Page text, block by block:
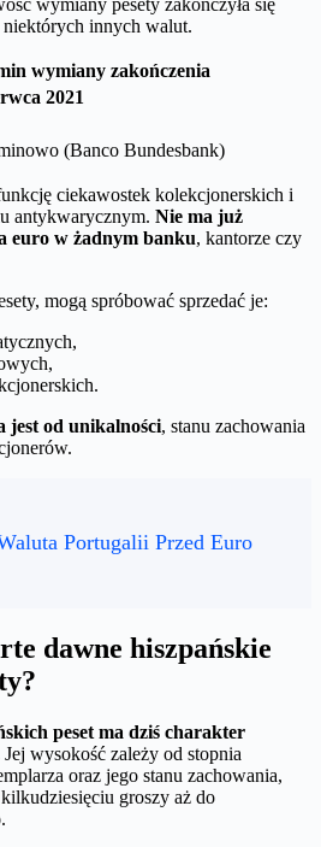
innych walut.
wymiany zakończenia
2021
(Banco Bundesbank)
ciekawostek kolekcjonerskich i
antykwarycznym. Nie ma już
euro w żadnym banku, kantorze czy
mogą spróbować sprzedać je:
jest od unikalności, stanu zachowania
Portugalii Przed Euro
dawne hiszpańskie
peset ma dziś charakter
Jej wysokość zależy od stopnia
oraz jego stanu zachowania,
groszy aż do